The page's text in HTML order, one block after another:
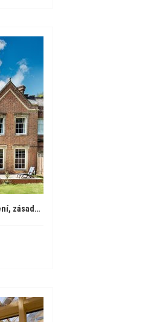
Gatti House: malé rozšíření, zásadní změna